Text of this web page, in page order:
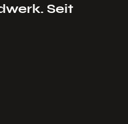
Seit